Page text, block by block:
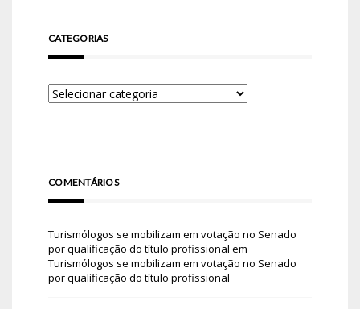
CATEGORIAS
COMENTÁRIOS
Turismólogos se mobilizam em votação no Senado
por qualificação do título profissional em
Turismólogos se mobilizam em votação no Senado
por qualificação do título profissional